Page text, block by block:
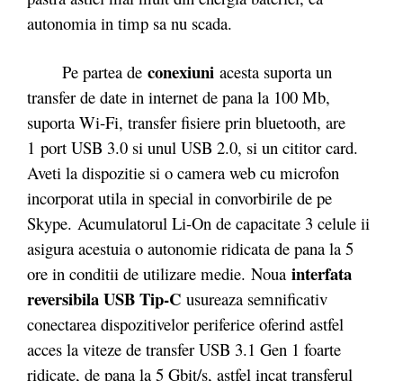
autonomia in timp sa nu scada.
Pe partea de conexiuni acesta suporta un
transfer de date in internet de pana la 100 Mb,
suporta Wi-Fi, transfer fisiere prin bluetooth, are
1 port USB 3.0 si unul USB 2.0, si un cititor card.
Aveti la dispozitie si o camera web cu microfon
incorporat utila in special in convorbirile de pe
Skype. Acumulatorul Li-On de capacitate 3 celule ii
asigura acestuia o autonomie ridicata de pana la 5
ore in conditii de utilizare medie. Noua interfata
reversibila USB Tip-C usureaza semnificativ
conectarea dispozitivelor periferice oferind astfel
acces la viteze de transfer USB 3.1 Gen 1 foarte
ridicate, de pana la 5 Gbit/s, astfel incat transferul